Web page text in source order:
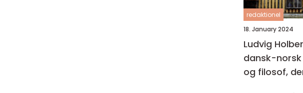
redaktionel
18. January 2024
Ludvig
dansk-
og filosof,